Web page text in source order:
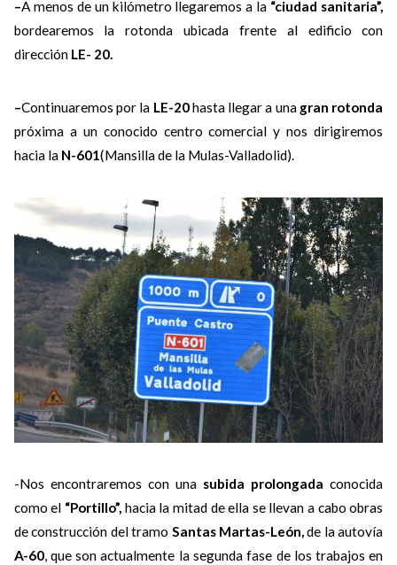
–A menos de un kilómetro llegaremos a la “ciudad sanitaria”,
bordearemos la rotonda ubicada frente al edificio con
dirección LE- 20.
–Continuaremos por la LE-20hasta llegar a una gran rotonda
próxima a un conocido centro comercial y nos dirigiremos
hacia la N-601(Mansilla de la Mulas-Valladolid).
-Nos encontraremos con una subida prolongada conocida
como el “Portillo”, hacia la mitad de ella se llevan a cabo obras
de construcción del tramo Santas Martas-León,de la autovía
A-60, que son actualmente la segunda fase de los trabajos en